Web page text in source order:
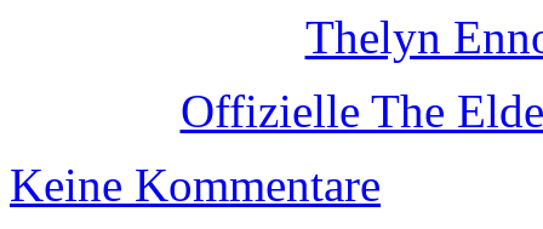
Thelyn
Offizielle The
Keine Kommentare